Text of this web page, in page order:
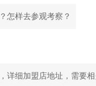
怎样去参观考察？
详细加盟店地址，需要